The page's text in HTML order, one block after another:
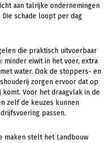
aan talrijke ondernemingen
schade loopt per dag
die praktisch uitvoerbaar
eiwit in het voer, extra
water. Ook de stoppers- en
zorgen ervoor dat op
Voor het draagvlak in de
zelf de keuzes kunnen
passen.
maken stelt het Landbouw